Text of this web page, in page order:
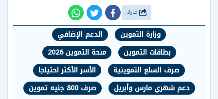
وزارة التموين
الدعم الإضافي
بطاقات التموين
منحة التموين 2026
صرف السلع التموينية
الأسر الأكثر احتياجا
دعم شهري مارس وأبريل
صرف 800 جنيه تموين